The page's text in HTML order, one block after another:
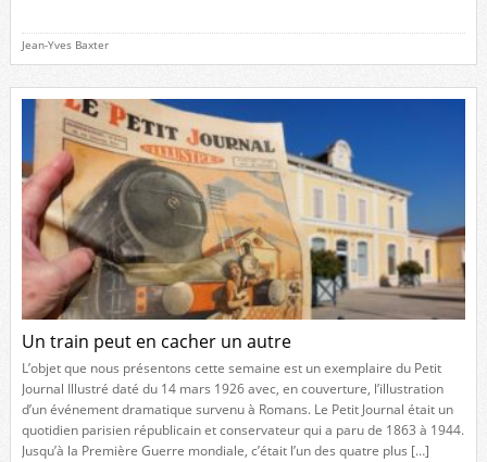
Jean-Yves Baxter
Un train peut en cacher un autre
L’objet que nous présentons cette semaine est un exemplaire du Petit
Journal Illustré daté du 14 mars 1926 avec, en couverture, l’illustration
d’un événement dramatique survenu à Romans. Le Petit Journal était un
quotidien parisien républicain et conservateur qui a paru de 1863 à 1944.
Jusqu’à la Première Guerre mondiale, c’était l’un des quatre plus […]